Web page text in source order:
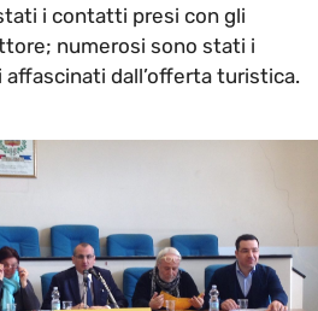
i contatti presi con gli
numerosi sono stati i
dall’offerta turistica.